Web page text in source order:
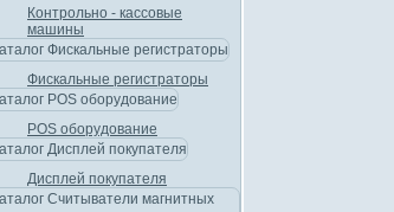
Контрольно - кассовые
машины
Фискальные регистраторы
POS оборудование
Дисплей покупателя